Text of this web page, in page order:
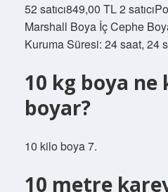
52 satıcı849,00 TL 2
Marshall Boya İç Cephe
Kuruma Süresi: 24 saat, 24
10 kg boya
boyar?
10 kilo boya 7.
10 metre